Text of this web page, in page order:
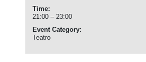
Time:
21:00 – 23:00
Event Category:
Teatro